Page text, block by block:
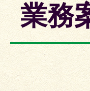
業務